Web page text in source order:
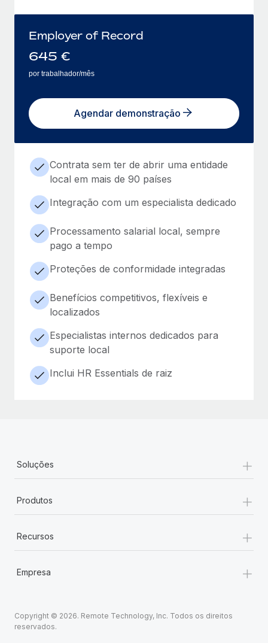
Employer of Record
645 €
por trabalhador/mês
Agendar demonstração
Contrata sem ter de abrir uma entidade
local em mais de 90 países
Integração com um especialista dedicado
Processamento salarial local, sempre
pago a tempo
Proteções de conformidade integradas
Benefícios competitivos, flexíveis e
localizados
Especialistas internos dedicados para
suporte local
Inclui HR Essentials de raiz
Soluções +
Produtos +
Recursos +
Empresa +
Copyright © 2026. Remote Technology, Inc. Todos os direitos
reservados.